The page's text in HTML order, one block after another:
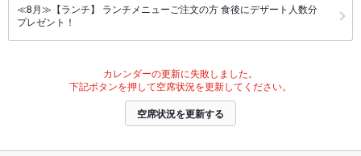
≪8月≫【ランチ】 ランチメニューご注文の方 食後にデザート人数分
プレゼント！
カレンダーの更新に失敗しました。
下記ボタンを押して空席状況を更新してください。
空席状況を更新する